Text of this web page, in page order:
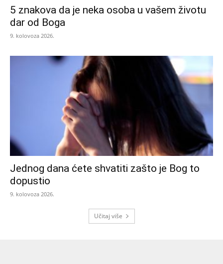
5 znakova da je neka osoba u vašem životu
dar od Boga
9. kolovoza 2026.
Jednog dana ćete shvatiti zašto je Bog to
dopustio
9. kolovoza 2026.
Učitaj više